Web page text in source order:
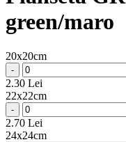
green/maro
20x20cm
-
2.30 Lei
22x22cm
-
2.70 Lei
24x24cm